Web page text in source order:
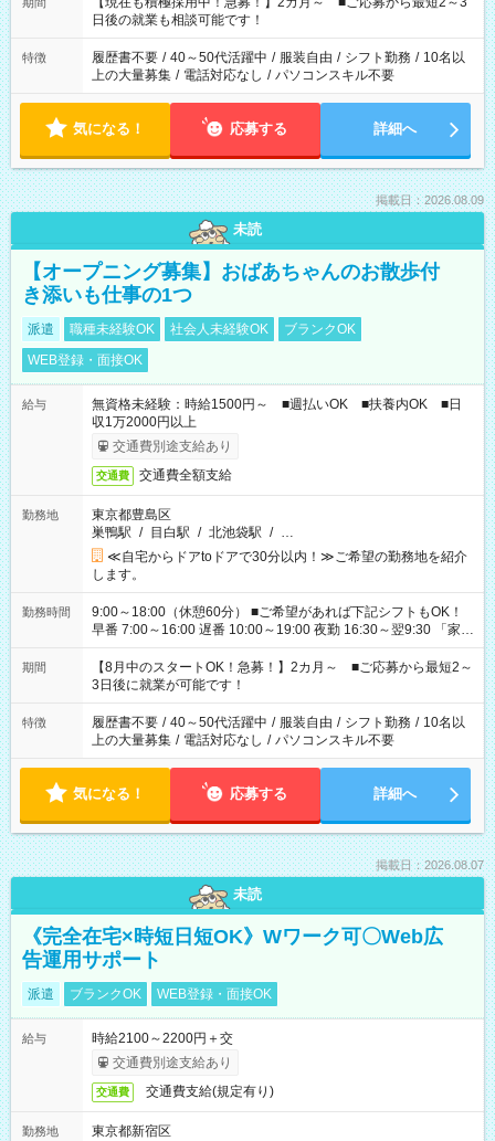
の方へ 今ご覧のお仕事で希望する勤務時間と、もう1つのお仕事
の勤務時間。 合計で週40時間を超える場合は応募できません。
日後の就業も相談可能です！
特徴 履歴書不要 / 40～50代活躍中 / 服装自由 / シフト勤務 / 10名以
上の大量募集 / 電話対応なし / パソコンスキル不要
気になる！ 応募する 詳細へ
掲載日：2026.08.09
未読
【オープニング募集】おばあちゃんのお散歩付
き添いも仕事の1つ
派遣 職種未経験OK 社会人未経験OK
ブランクOK
WEB登録・面接OK
給与
無資格未経験：時給1500円～ ■週払いOK ■扶養内OK ■日
収1万2000円以上
交通費別途支給あり
交通費 交通費全額支給
勤務地
東京都豊島区
巣鴨駅 / 目白駅 / 北池袋駅 / …
≪自宅からドアtoドアで30分以内！≫ご希望の勤務地を紹介
します。
勤務時間
9:00～18:00（休憩60分） ■ご希望があれば下記シフトもOK！
早番 7:00～16:00 遅番 10:00～19:00 夜勤 16:30～翌9:30 「家族
と休みを合わせたい」 「余裕を持って夕飯の準備がしたい」
「できれば残業はしたくない」 など、ご希望を教えてください
ね。 ※Wワーク希望の方へ 今ご覧のお仕事で希望する勤務時間
と、もう1つのお仕事の勤務時間。 合計で週40時間を超える場
合は応募できません。
期間
【8月中のスタートOK！急募！】2カ月～ ■ご応募から最短2～
3日後に就業が可能です！
特徴 履歴書不要 / 40～50代活躍中 / 服装自由 / シフト勤務 / 10名以
上の大量募集 / 電話対応なし / パソコンスキル不要
気になる！ 応募する 詳細へ
掲載日：2026.08.07
未読
《完全在宅×時短日短OK》Wワーク可〇Web広
告運用サポート
派遣 ブランクOK WEB登録・面接OK
給与
時給2100～2200円＋交
交通費別途支給あり
交通費 交通費支給(規定有り)
勤務地
東京都新宿区